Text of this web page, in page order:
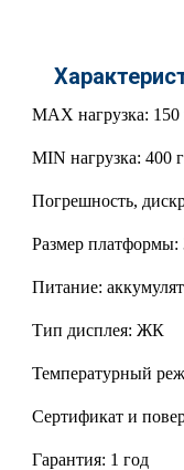
MAX нагрузка: 150
MIN нагрузка: 400 г
Погрешность,
Размер
Питание:
Тип дисплея: ЖК
Температурный
Сертификат и
Гарантия: 1 год